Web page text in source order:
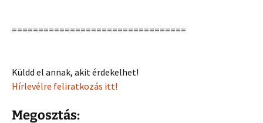
=================================
Küldd el annak, akit érdekelhet!
Hírlevélre feliratkozás itt!
Megosztás: